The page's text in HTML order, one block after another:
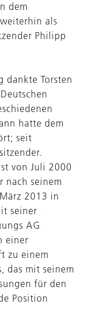
dem
als
Philipp
dankte Torsten
hatte dem
seit
von Juli 2000
nach seinem
2013 in
seiner
AG
einer
zu einem
das mit seinem
für den
Position